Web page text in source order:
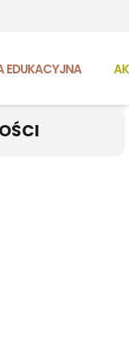
EDUKACYJNA